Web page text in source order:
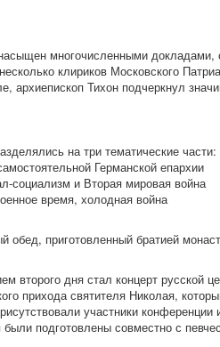
многочисленными докладами,
клириков Московского
архиепископ Тихон подчеркнул
на три тематические части:
Германской епархии
социализм и Вторая мировая война
время, холодная война
обед, приготовленный братией
второго дня стал концерт русской
прихода святителя Николая,
участники
были подготовлены совместно с